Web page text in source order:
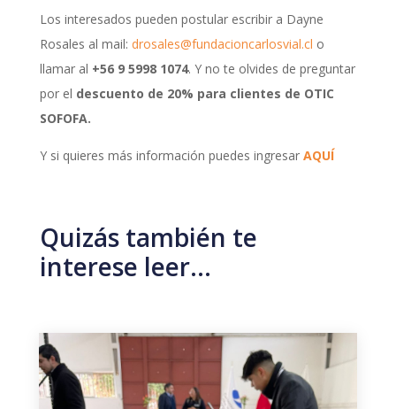
Los interesados pueden postular escribir a Dayne
Rosales al mail: drosales@fundacioncarlosvial.cl o
llamar al +56 9 5998 1074. Y no te olvides de preguntar
por el descuento de 20% para clientes de OTIC
SOFOFA.
Y si quieres más información puedes ingresar AQUÍ
Quizás también te
interese leer…